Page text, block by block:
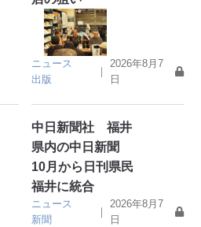
ニュース
出版
｜
2026年8月7
日
中日新聞社 福井
県内の中日新聞
10月から日刊県民
福井に統合
ニュース
新聞
｜
2026年8月7
日